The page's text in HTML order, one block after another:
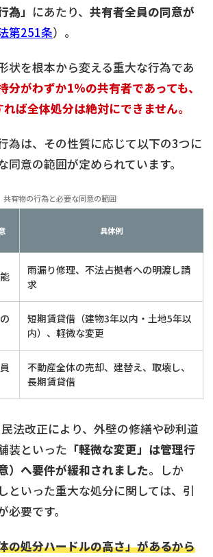
為」 にあたり、 共有者全員の同意が
第251条）。
状を根本から変える重大な行為であ
分がわずか1%の共有者であっても、
ば全体処分は絶対にできません。
為は、その性質に応じて以下の3つに
同意の範囲が定められています。
共有物の行為と必要な同意の範囲
具体例
雨漏り修理、不法占拠者への明渡し請
求
短期賃貸借（建物3年以内・土地5年以
内）、軽微な変更
不動産全体の売却、建替え、取壊し、
長期賃貸借
法改正により、外壁の修繕や砂利道
装といった 「軽微な変更」は管理行
）へ要件が緩和されました。しか
といった重大な処分に関しては、引
要です。
の処分ハードルの高さ」があるから